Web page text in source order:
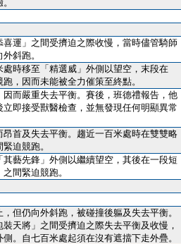
運」之間受擠迫之際收慢，當時儘管騎師
斜跑。
時移至「精選威」外側以望空，末段在
，因而未能被全力催策至終點。
而嚴重失去平衡。賽後，班德禮報告，他
即接受獸醫檢查，並無發現任何明顯異常
首及失去平衡。趨近一百米處時在雙雙略
迫競跑。
藝先鋒」外側以繼續望空，其後在一段短
間緊迫競跑。
但仍向外斜跑，被碰撞後軀及失去平衡。
天將」之間受擠迫之際失去平衡及收慢，
。自七百米處起須在沒有遮擋下走外疊。